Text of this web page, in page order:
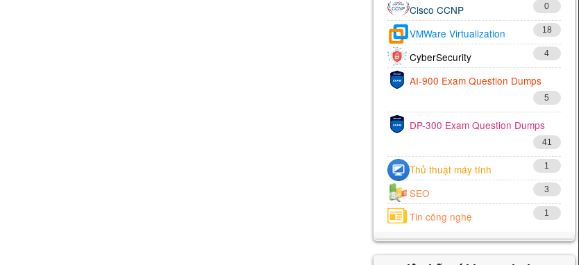
Cisco CCNP 0
VMWare Virtualization 18
CyberSecurity 4
AI-900 Exam Question Dumps
5
DP-300 Exam Question Dumps
41
Thủ thuật máy tính 1
SEO 3
Tin công nghệ 1